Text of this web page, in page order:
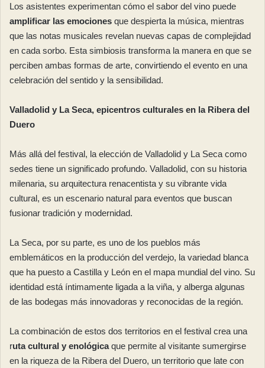
Los asistentes experimentan cómo el sabor del vino puede
amplificar las emociones que despierta la música, mientras
que las notas musicales revelan nuevas capas de complejidad
en cada sorbo. Esta simbiosis transforma la manera en que se
perciben ambas formas de arte, convirtiendo el evento en una
celebración del sentido y la sensibilidad.
Valladolid y La Seca, epicentros culturales en la Ribera del
Duero
Más allá del festival, la elección de Valladolid y La Seca como
sedes tiene un significado profundo. Valladolid, con su historia
milenaria, su arquitectura renacentista y su vibrante vida
cultural, es un escenario natural para eventos que buscan
fusionar tradición y modernidad.
La Seca, por su parte, es uno de los pueblos más
emblemáticos en la producción del verdejo, la variedad blanca
que ha puesto a Castilla y León en el mapa mundial del vino. Su
identidad está íntimamente ligada a la viña, y alberga algunas
de las bodegas más innovadoras y reconocidas de la región.
La combinación de estos dos territorios en el festival crea una
ruta cultural y enológicaque permite al visitante sumergirse
en la riqueza de la Ribera del Duero, un territorio que late con